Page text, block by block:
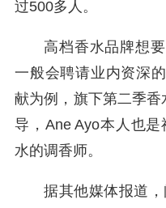
过500多人。
高档香水品牌想
一般会聘请业内资深
献为例，旗下第二季
导，Ane Ayo本人也
水的调香师。
据其他媒体报道